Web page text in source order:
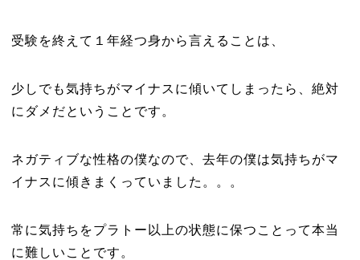
受験を終えて１年経つ身から言えることは、
少しでも気持ちがマイナスに傾いてしまったら、絶対
にダメだということです。
ネガティブな性格の僕なので、去年の僕は気持ちがマ
イナスに傾きまくっていました。。。
常に気持ちをプラトー以上の状態に保つことって本当
に難しいことです。